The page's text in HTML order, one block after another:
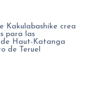
Kakulabashike crea
para las
de Haut-Katanga
de Teruel